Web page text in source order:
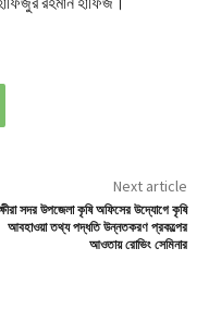
Next article
সদর উপজেলা কৃষি অফিসের উদ্যোগে কৃষি
আবহাওয়া তথ্য পদ্ধতি উন্নতকরণ প্রকল্পের
আওতায় রোভিং সেমিনার